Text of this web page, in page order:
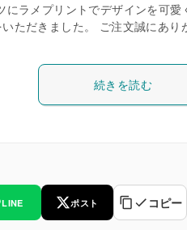
ラメプリントでデザインを可愛
ただきました。 ご注文誠にあり
続きを読む
LINE ポスト コピー